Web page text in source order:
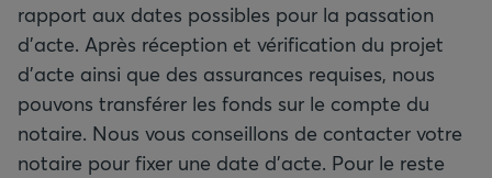
rapport aux dates possibles pour la passation
d'acte. Après réception et vérification du projet
d'acte ainsi que des assurances requises, nous
pouvons transférer les fonds sur le compte du
notaire. Nous vous conseillons de contacter votre
notaire pour fixer une date d'acte. Pour le reste